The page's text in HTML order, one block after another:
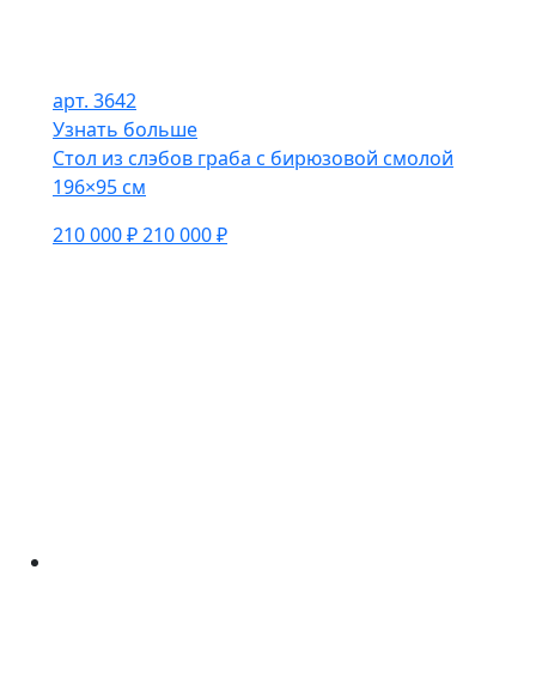
арт. 3642
Узнать больше
Стол из слэбов граба с бирюзовой смолой
196×95 см
210 000 ₽210 000 ₽